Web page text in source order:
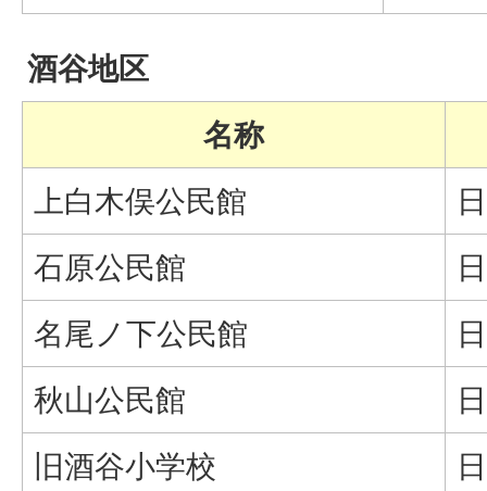
酒谷地区
名称
上白木俣公民館
石原公民館
名尾ノ下公民館
秋山公民館
旧酒谷小学校